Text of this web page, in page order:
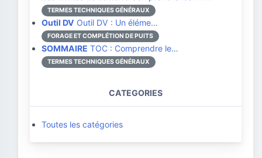
TERMES TECHNIQUES GÉNÉRAUX
Outil DV Outil DV : Un éléme…
FORAGE ET COMPLÉTION DE PUITS
SOMMAIRE TOC : Comprendre le…
TERMES TECHNIQUES GÉNÉRAUX
CATEGORIES
Toutes les catégories